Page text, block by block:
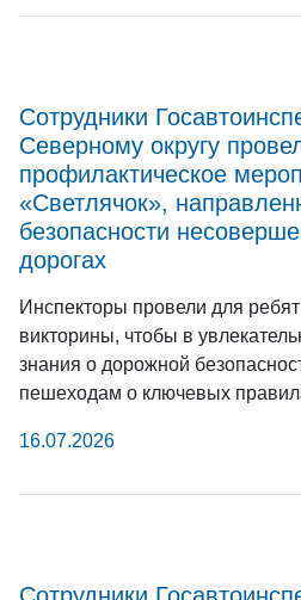
Сотрудники
Северному округу
профилактическое
«Светлячок»,
безопасности
дорогах
Инспекторы провели для
викторины, чтобы в
знания о дорожной
пешеходам о ключевых
16.07.2026